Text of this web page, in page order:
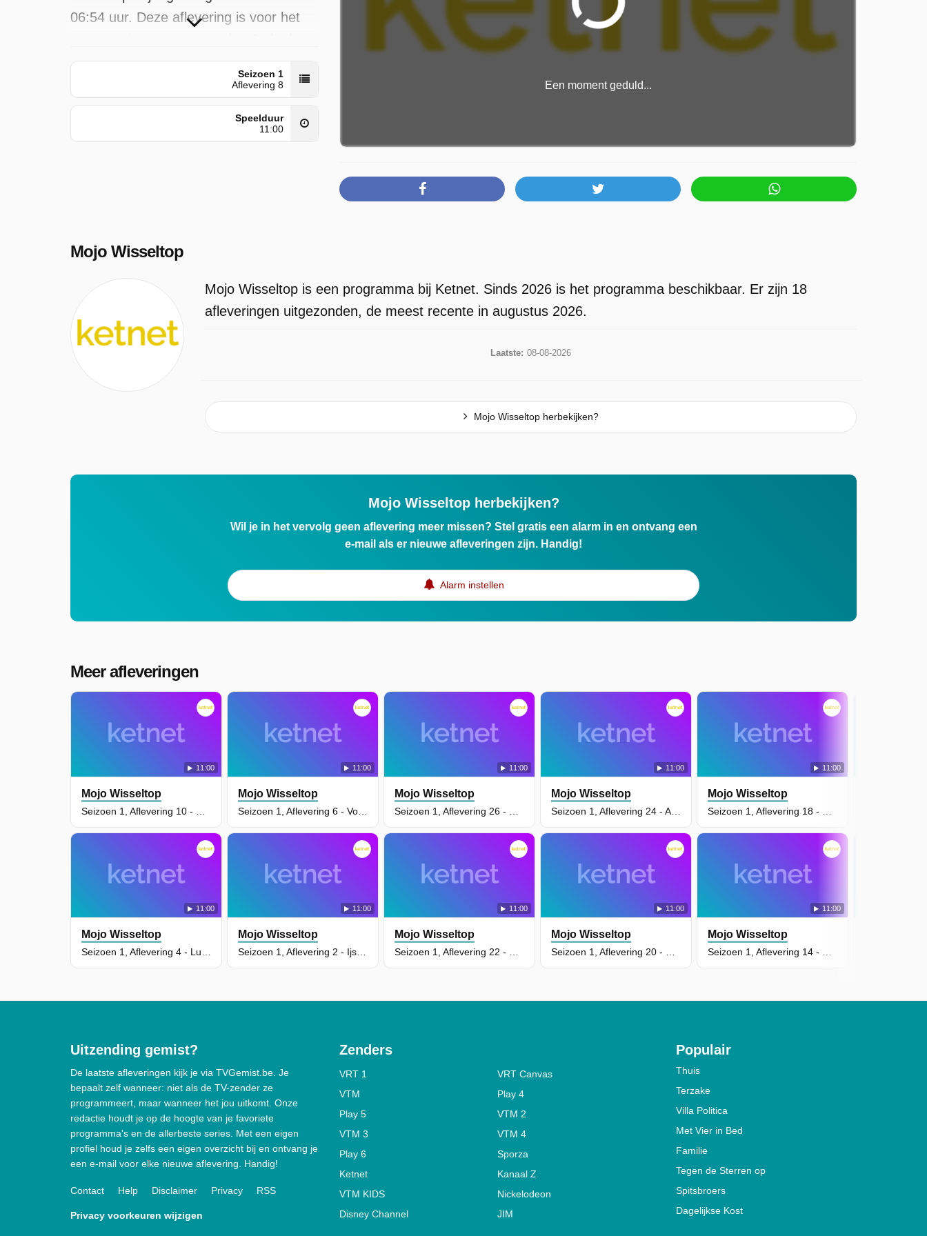
06:54 uur. Deze aflevering is voor het
2025.
Seizoen 1
Aflevering 8
Speelduur
11:00
Een moment geduld...
Mojo Wisseltop
Mojo Wisseltop is een programma bij Ketnet. Sinds 2026 is het programma beschikbaar. Er zijn 18
afleveringen uitgezonden, de meest recente in augustus 2026.
Laatste: 08-08-2026
Mojo Wisseltop herbekijken?
Mojo Wisseltop herbekijken?
Wil je in het vervolg geen aflevering meer missen? Stel gratis een alarm in en ontvang een
e-mail als er nieuwe afleveringen zijn. Handig!
Alarm instellen
Meer afleveringen
11:00
Mojo Wisseltop
11:00
Mojo Wisseltop
11:00
Mojo Wisseltop
11:00
Mojo Wisseltop
11:00
Mojo Wisseltop
11:00
Mojo Wisseltop
11:00
Mojo Wisseltop
11:00
Mojo Wisseltop
11:00
Mojo Wisseltop
11:00
Mojo Wisseltop
Uitzending gemist?
De laatste afleveringen kijk je via TVGemist.be. Je
bepaalt zelf wanneer: niet als de TV-zender ze
programmeert, maar wanneer het jou uitkomt. Onze
redactie houdt je op de hoogte van je favoriete
programma's en de allerbeste series. Met een eigen
profiel houd je zelfs een eigen overzicht bij en ontvang je
een e-mail voor elke nieuwe aflevering. Handig!
Contact Help Disclaimer Privacy RSS
Privacy voorkeuren wijzigen
Zenders
VRT 1
VRT Canvas
VTM
Play 4
Play 5
VTM 2
VTM 3
VTM 4
Play 6
Sporza
Ketnet
Kanaal Z
VTM KIDS
Nickelodeon
Disney Channel
JIM
Populair
Thuis
Terzake
Villa Politica
Met Vier in Bed
Familie
Tegen de Sterren op
Spitsbroers
Dagelijkse Kost